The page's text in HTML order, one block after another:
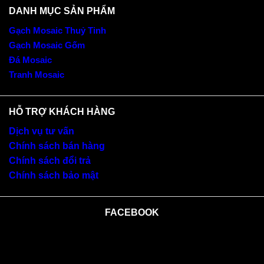
DANH MỤC SẢN PHẨM
Gạch Mosaic Thuỷ Tinh
Gạch Mosaic Gốm
Đá Mosaic
Tranh Mosaic
HỖ TRỢ KHÁCH HÀNG
Dịch vụ tư vấn
Chính sách bán hàng
Chính sách đổi trả
Chính sách bảo mật
FACEBOOK